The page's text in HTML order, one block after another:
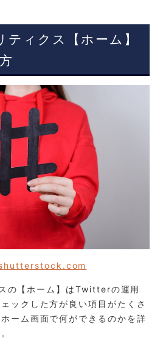
ィクス【ホーム】
の【ホーム】はTwitterの運用
ックした方が良い項目がたくさ
ーム画面で何ができるのかを詳